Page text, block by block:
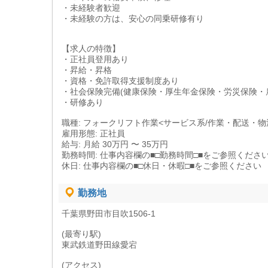
・未経験者歓迎
・未経験の方は、安心の同乗研修有り
【求人の特徴】
・正社員登用あり
・昇給・昇格
・資格・免許取得支援制度あり
・社会保険完備(健康保険・厚生年金保険・労災保険・
・研修あり
職種: フォークリフト作業<サービス系/作業・配送・物
雇用形態: 正社員
給与: 月給 30万円 〜 35万円
勤務時間: 仕事内容欄の■□勤務時間□■をご参照くださ
休日: 仕事内容欄の■□休日・休暇□■をご参照ください
勤務地
千葉県野田市目吹1506-1
(最寄り駅)
東武鉄道野田線愛宕
(アクセス)